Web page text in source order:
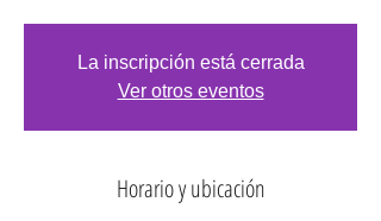
La inscripción está cerrada
Ver otros eventos
Horario y ubicación